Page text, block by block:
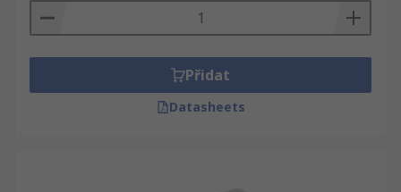
Přidat
Datasheets